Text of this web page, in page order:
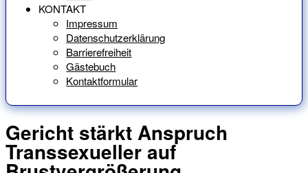
KONTAKT
Impressum
Datenschutzerklärung
Barrierefreiheit
Gästebuch
Kontaktformular
Gericht stärkt Anspruch
Transsexueller auf